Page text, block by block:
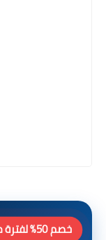
خصم 50% لفترة محدودة